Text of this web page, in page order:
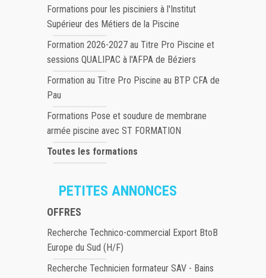
Formations pour les pisciniers à l'Institut
Supérieur des Métiers de la Piscine
Formation 2026-2027 au Titre Pro Piscine et
sessions QUALIPAC à l'AFPA de Béziers
Formation au Titre Pro Piscine au BTP CFA de
Pau
Formations Pose et soudure de membrane
armée piscine avec ST FORMATION
Toutes les formations
PETITES ANNONCES
OFFRES
Recherche Technico-commercial Export BtoB
Europe du Sud (H/F)
Recherche Technicien formateur SAV - Bains